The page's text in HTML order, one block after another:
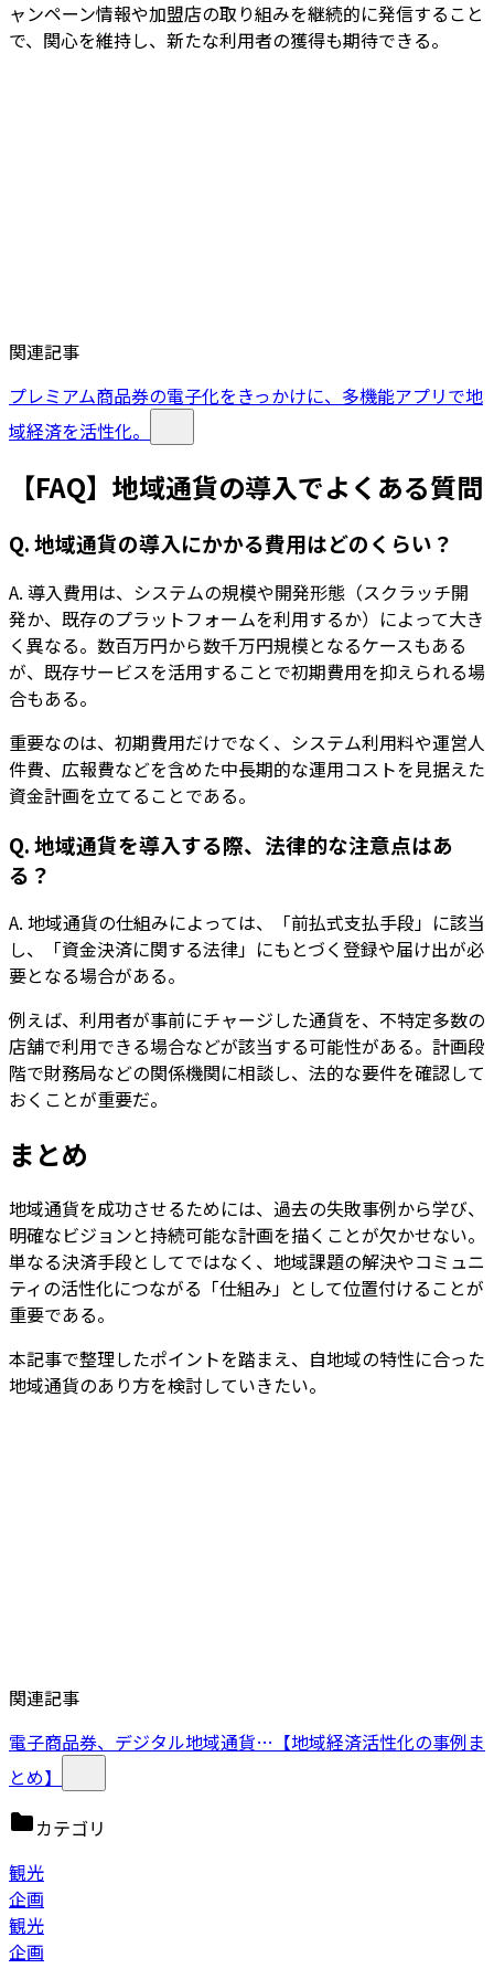
ャンペーン情報や加盟店の取り組みを継続的に発信すること
で、関心を維持し、新たな利用者の獲得も期待できる。
関連記事
プレミアム商品券の電子化をきっかけに、多機能アプリで地
域経済を活性化。
【FAQ】地域通貨の導入でよくある質問
Q. 地域通貨の導入にかかる費用はどのくらい？
A. 導入費用は、システムの規模や開発形態（スクラッチ開
発か、既存のプラットフォームを利用するか）によって大き
く異なる。数百万円から数千万円規模となるケースもある
が、既存サービスを活用することで初期費用を抑えられる場
合もある。
重要なのは、初期費用だけでなく、システム利用料や運営人
件費、広報費などを含めた中長期的な運用コストを見据えた
資金計画を立てることである。
Q. 地域通貨を導入する際、法律的な注意点はあ
る？
A. 地域通貨の仕組みによっては、「前払式支払手段」に該当
し、「資金決済に関する法律」にもとづく登録や届け出が必
要となる場合がある。
例えば、利用者が事前にチャージした通貨を、不特定多数の
店舗で利用できる場合などが該当する可能性がある。計画段
階で財務局などの関係機関に相談し、法的な要件を確認して
おくことが重要だ。
まとめ
地域通貨を成功させるためには、過去の失敗事例から学び、
明確なビジョンと持続可能な計画を描くことが欠かせない。
単なる決済手段としてではなく、地域課題の解決やコミュニ
ティの活性化につながる「仕組み」として位置付けることが
重要である。
本記事で整理したポイントを踏まえ、自地域の特性に合った
地域通貨のあり方を検討していきたい。
関連記事
電子商品券、デジタル地域通貨…【地域経済活性化の事例ま
とめ】
カテゴリ
観光
企画
観光
企画